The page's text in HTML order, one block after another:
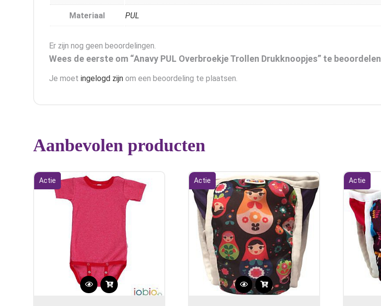
Materiaal PUL
Er zijn nog geen beoordelingen.
Wees de eerste om “Anavy PUL Overbroekje Trollen Drukknoopjes” te beoordelen
Je moet ingelogd zijn om een beoordeling te plaatsen.
Aanbevolen producten
Actie
Dit
Actie
Dit
Actie